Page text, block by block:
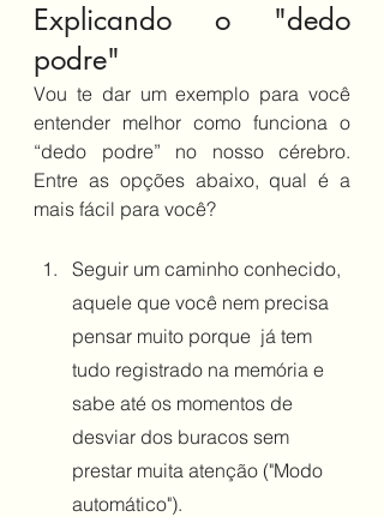
Explicando o "dedo
podre"
Vou te dar um exemplo para você
entender melhor como funciona o
“dedo podre” no nosso cérebro.
Entre as opções abaixo, qual é a
mais fácil para você?
Seguir um caminho conhecido,
aquele que você nem precisa
pensar muito porque  já tem
tudo registrado na memória e
sabe até os momentos de
desviar dos buracos sem
prestar muita atenção ("Modo
automático").